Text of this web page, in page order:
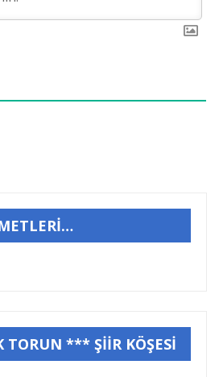
TORUN *** ŞİİR KÖŞESİ